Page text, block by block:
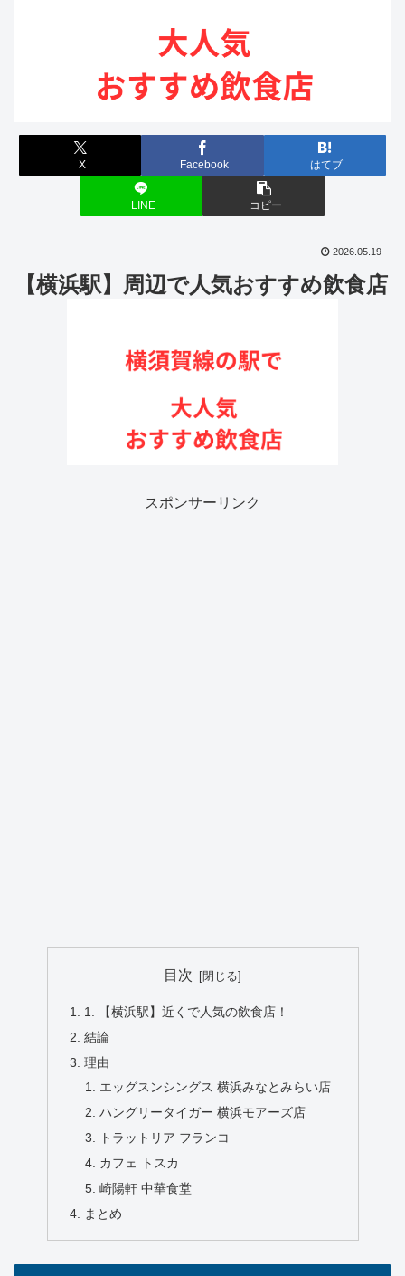
X Facebook はてブ
LINE コピー
2026.05.19
【横浜駅】周辺で人気おすすめ飲食店
スポンサーリンク
目次
1. 【横浜駅】近くで人気の飲食店！
結論
理由
エッグスンシングス 横浜みなとみらい店
ハングリータイガー 横浜モアーズ店
トラットリア フランコ
カフェ トスカ
崎陽軒 中華食堂
まとめ